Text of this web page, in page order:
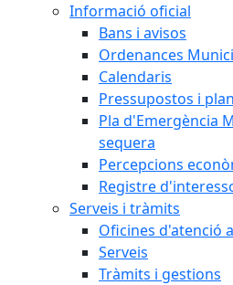
Informació oficial
Bans i avisos
Ordenances
Calendaris
Pressupostos i
Pla d'Emergència
sequera
Percepcions
Registre
Serveis i tràmits
Oficines d'atenció
Serveis
Tràmits i gestions